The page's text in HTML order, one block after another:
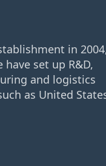
in
set up R&D,
and logistics
as United